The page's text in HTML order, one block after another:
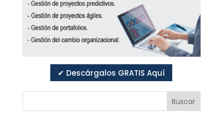
✔ Descárgalos GRATIS Aquí
Buscar